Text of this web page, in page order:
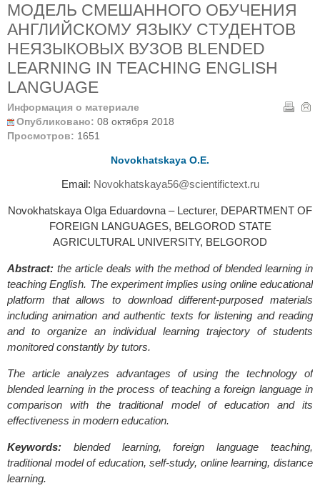
МОДЕЛЬ СМЕШАННОГО ОБУЧЕНИЯ
АНГЛИЙСКОМУ ЯЗЫКУ CТУДЕНТОВ
НЕЯЗЫКОВЫХ ВУЗОВ BLENDED
LEARNING IN TEACHING ENGLISH
LANGUAGE
Информация о материале
Опубликовано: 08 октября 2018
Просмотров: 1651
Novokhatskaya O.E.
Email: Novokhatskaya56@scientifictext.ru
Novokhatskaya Olga Eduardovna – Lecturer, DEPARTMENT OF
FOREIGN LANGUAGES, BELGOROD STATE
AGRICULTURAL UNIVERSITY, BELGOROD
Abstract: the article deals with the method of blended learning in
teaching English. The experiment implies using online educational
platform that allows to download different-purposed materials
including animation and authentic texts for listening and reading
and to organize an individual learning trajectory of students
monitored constantly by tutors.
The article analyzes advantages of using the technology of
blended learning in the process of teaching a foreign language in
comparison with the traditional model of education and its
effectiveness in modern education.
Keywords: blended learning, foreign language teaching,
traditional model of education, self-study, online learning, distance
learning.